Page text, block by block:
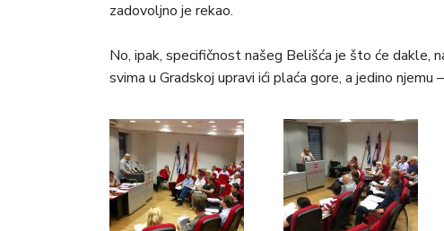
zadovoljno je rekao.
No, ipak, specifičnost našeg Belišća je što će dakle,
svima u Gradskoj upravi ići plaća gore, a jedino